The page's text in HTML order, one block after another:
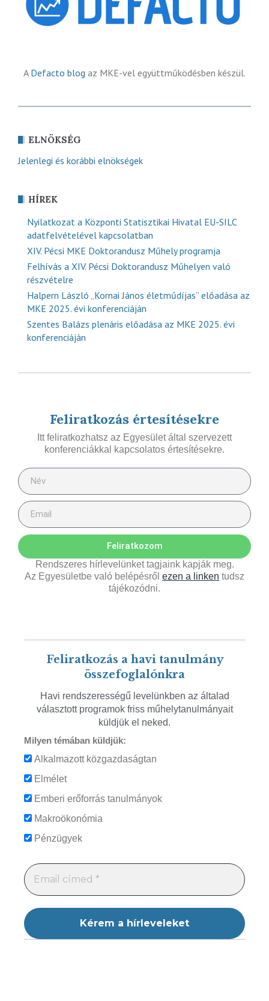
A Defacto blog az MKE-vel együttműködésben készül.
ELNÖKSÉG
Jelenlegi és korábbi elnökségek
HÍREK
Nyilatkozat a Központi Statisztikai Hivatal EU-SILC
adatfelvételével kapcsolatban
XIV. Pécsi MKE Doktorandusz Műhely programja
Felhívás a XIV. Pécsi Doktorandusz Műhelyen való
részvételre
Halpern László „Kornai János életműdíjas” előadása az
MKE 2025. évi konferenciáján
Szentes Balázs plenáris előadása az MKE 2025. évi
konferenciáján
Feliratkozás értesítésekre
Itt feliratkozhatsz az Egyesület által szervezett
konferenciákkal kapcsolatos értesítésekre.
Feliratkozom
Rendszeres hírlevelünket tagjaink kapják meg.
Az Egyesületbe való belépésről ezen a linken tudsz
tájékozódni.
Feliratkozás a havi tanulmány
összefoglalónkra
Havi rendszerességű levelünkben az általad
választott programok friss műhelytanulmányait
küldjük el neked.
Milyen témában küldjük:
Alkalmazott közgazdaságtan
Elmélet
Emberi erőforrás tanulmányok
Makroökonómia
Pénzügyek